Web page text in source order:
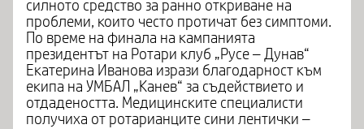
силното средство за ранно откриване на
проблеми, които често протичат без симптоми.
По време на финала на кампанията
президентът на Ротари клуб „Русе – Дунав“
Екатерина Иванова изрази благодарност към
екипа на УМБАЛ „Канев“ за съдействието и
отдадеността. Медицинските специалисти
получиха от ротарианците сини лентички –